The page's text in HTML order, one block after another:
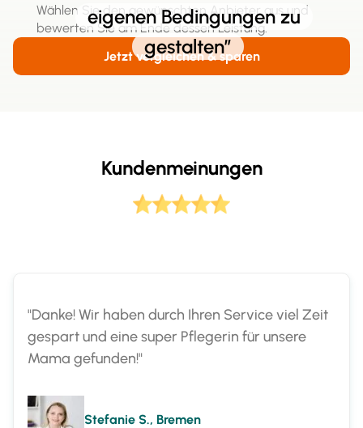
Wählen Sie den gewünschten Anbieter aus und
bewerten Sie am Ende dessen Leistung.
Jetzt vergleichen & sparen
eigenen Bedingungen zu
gestalten”
Kundenmeinungen
"Danke! Wir haben durch Ihren Service viel Zeit
gespart und eine super Pflegerin für unsere
Mama gefunden!"
Stefanie S., Bremen